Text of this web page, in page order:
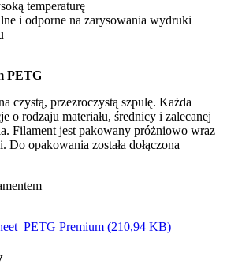
temperaturę
i odporne na zarysowania wydruki
PETG
czystą, przezroczystą szpulę. Każda
o rodzaju materiału, średnicy i zalecanej
Filament jest pakowany próżniowo wraz
Do opakowania została dołączona
Premium (210,94 KB)